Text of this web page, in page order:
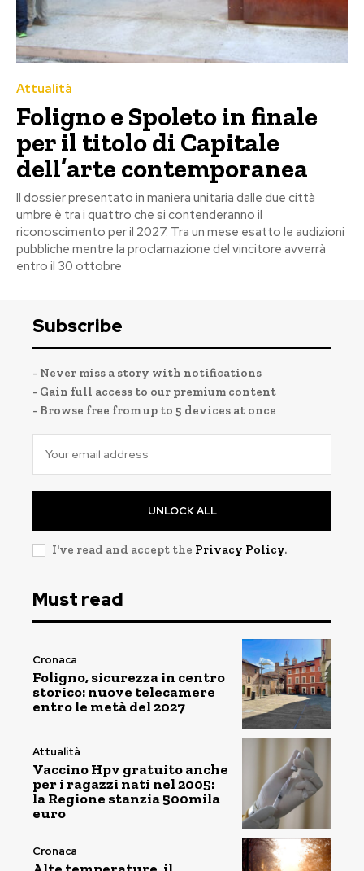
Attualità
Foligno e Spoleto in finale
per il titolo di Capitale
dell’arte contemporanea
Il dossier presentato in maniera unitaria dalle due città
umbre è tra i quattro che si contenderanno il
riconoscimento per il 2027. Tra un mese esatto le audizioni
pubbliche mentre la proclamazione del vincitore avverrà
entro il 30 ottobre
Subscribe
- Never miss a story with notifications
- Gain full access to our premium content
- Browse free from up to 5 devices at once
UNLOCK ALL
I've read and accept the Privacy Policy.
Must read
Cronaca
Foligno, sicurezza in centro
storico: nuove telecamere
entro le metà del 2027
Attualità
Vaccino Hpv gratuito anche
per i ragazzi nati nel 2005:
la Regione stanzia 500mila
euro
Cronaca